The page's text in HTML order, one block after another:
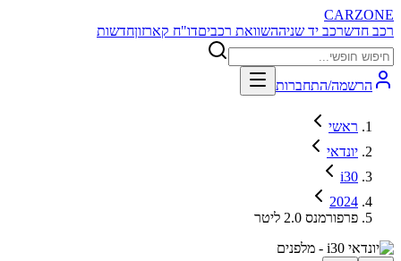
CARZONE
רכב חדשרכב יד שניההשוואת רכביםדו"ח קארזוןחדשות
הרשמה/התחברות
ראשי
יונדאי
i30
2024
פרפורמנס 2.0 ליטר